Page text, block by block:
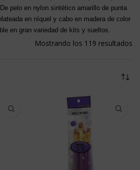
pelo en nylon sintético amarillo de punta
en níquel y cabo en madera de color
en gran variedad de kits y sueltos.
Mostrando los 119 resultados